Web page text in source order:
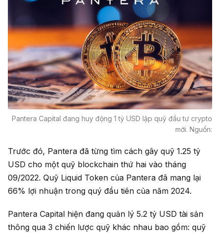
Pantera Capital đang huy động 1 tỷ USD lập quỹ đầu tư crypto
mới. Nguồn:
Trước đó, Pantera đã từng tìm cách gây quỹ 1.25 tỷ
USD cho một quỹ blockchain thứ hai vào tháng
09/2022. Quỹ Liquid Token của Pantera đã mang lại
66% lợi nhuận trong quý đầu tiên của năm 2024.
Pantera Capital hiện đang quản lý 5.2 tỷ USD tài sản
thông qua 3 chiến lược quỹ khác nhau bao gồm: quỹ